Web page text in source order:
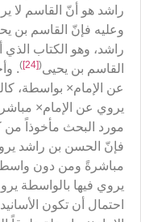
راشد هو أنّ القاسم لا
وعليه فإنّ القاسم بن
راشد، وهو الكتاب الذي
القاسم بن يحيى(
[24]
)
.
عن الإمام× بواسطة،
يروي عن الإمام×
مورد البحث مأخوذاً من
فإنّ الحسن بن راشد
مباشرةً ومن دون
يروي فيها بالواسطة
احتمال أن تكون